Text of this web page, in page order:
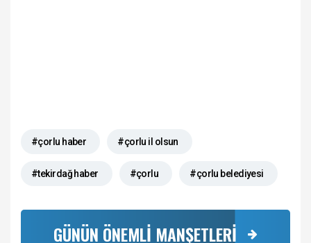
#çorlu haber #çorlu il olsun
#tekirdağ haber #çorlu #çorlu belediyesi
GÜNÜN ÖNEMLİ MANŞETLERİ